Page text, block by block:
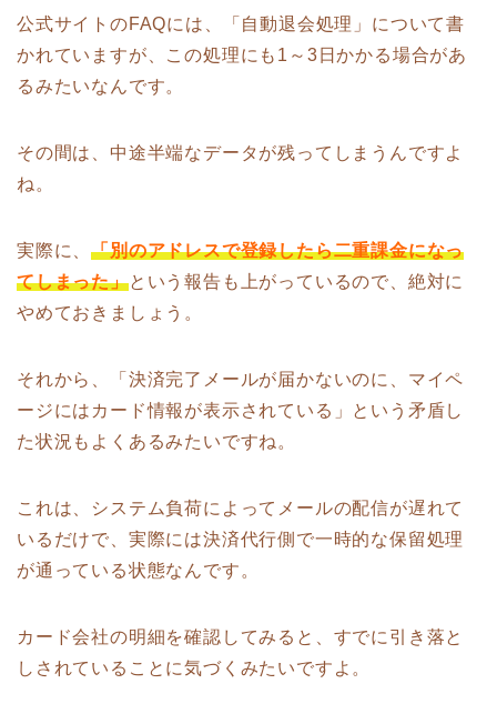
公式サイトのFAQには、「自動退会処理」について書
かれていますが、この処理にも1～3日かかる場合があ
るみたいなんです。
その間は、中途半端なデータが残ってしまうんですよ
ね。
実際に、「別のアドレスで登録したら二重課金になっ
てしまった」という報告も上がっているので、絶対に
やめておきましょう。
それから、「決済完了メールが届かないのに、マイペ
ージにはカード情報が表示されている」という矛盾し
た状況もよくあるみたいですね。
これは、システム負荷によってメールの配信が遅れて
いるだけで、実際には決済代行側で一時的な保留処理
が通っている状態なんです。
カード会社の明細を確認してみると、すでに引き落と
しされていることに気づくみたいですよ。